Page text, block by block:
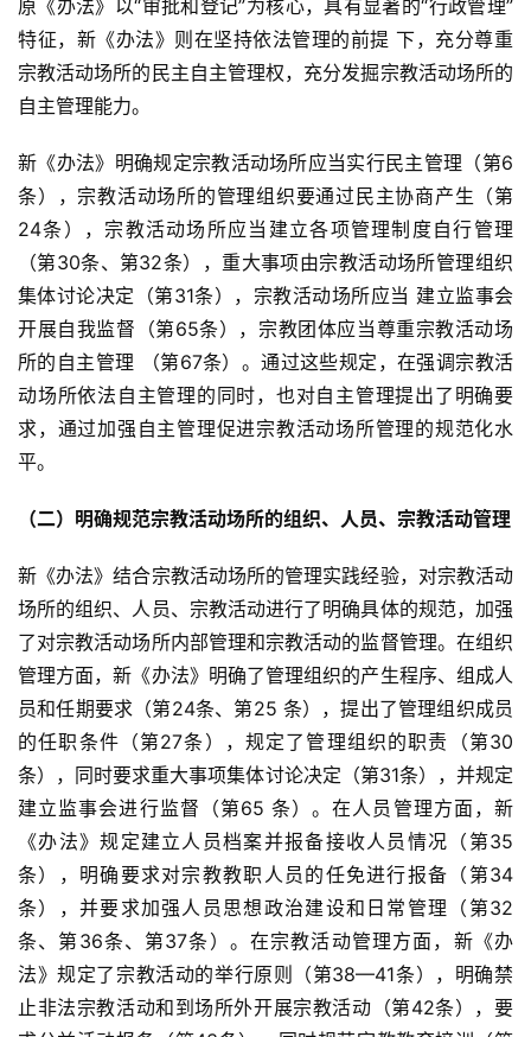
资
点
僧
音
高
僧
访
谈
心
乐
菩
提
专
原《办法》以“审批和登记”为核心，具有显著的“行政管理”
特征，新《办法》则在坚持依法管理的前提 下，充分尊重
宗教活动场所的民主自主管理权，充分发掘宗教活动场所的
自主管理能力。
新《办法》明确规定宗教活动场所应当实行民主管理（第6
条），宗教活动场所的管理组织要通过民主协商产生（第
24条），宗教活动场所应当建立各项管理制度自行管理
（第30条、第32条），重大事项由宗教活动场所管理组织
集体讨论决定（第31条），宗教活动场所应当 建立监事会
开展自我监督（第65条），宗教团体应当尊重宗教活动场
所的自主管理 （第67条）。通过这些规定，在强调宗教活
动场所依法自主管理的同时，也对自主管理提出了明确要
求，通过加强自主管理促进宗教活动场所管理的规范化水
平。
（二）明确规范宗教活动场所的组织、人员、宗教活动管理
新《办法》结合宗教活动场所的管理实践经验，对宗教活动
场所的组织、人员、宗教活动进行了明确具体的规范，加强
了对宗教活动场所内部管理和宗教活动的监督管理。在组织
管理方面，新《办法》明确了管理组织的产生程序、组成人
员和任期要求（第24条、第25 条），提出了管理组织成员
的任职条件（第27条），规定了管理组织的职责（第30
条），同时要求重大事项集体讨论决定（第31条），并规定
建立监事会进行监督（第65 条）。在人员管理方面，新
《办法》规定建立人员档案并报备接收人员情况（第35
条），明确要求对宗教教职人员的任免进行报备（第34
条），并要求加强人员思想政治建设和日常管理（第32
条、第36条、第37条）。在宗教活动管理方面，新《办
法》规定了宗教活动的举行原则（第38—41条），明确禁
止非法宗教活动和到场所外开展宗教活动（第42条），要